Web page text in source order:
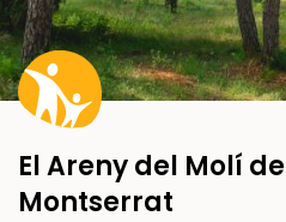
El Areny del Molí
Montserrat